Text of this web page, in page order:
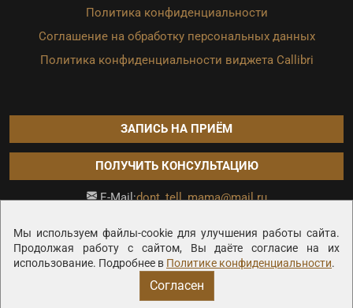
Мы используем файлы-cookie для улучшения работы сайта.
Продолжая работу с сайтом, Вы даёте согласие на их
использование. Подробнее в Политике конфиденциальности.
Согласен
Политика конфиденциальности
Соглашение на обработку персональных данных
Политика конфиденциальности виджета Callibri
ЗАПИСЬ НА ПРИЁМ
ПОЛУЧИТЬ КОНСУЛЬТАЦИЮ
E-Mail:dont_tell_mama@mail.ru